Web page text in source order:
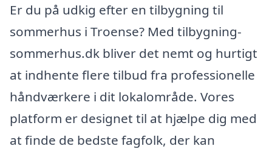
Er du på udkig efter en tilbygning til
sommerhus i Troense? Med tilbygning-
sommerhus.dk bliver det nemt og hurtigt
at indhente flere tilbud fra professionelle
håndværkere i dit lokalområde. Vores
platform er designet til at hjælpe dig med
at finde de bedste fagfolk, der kan